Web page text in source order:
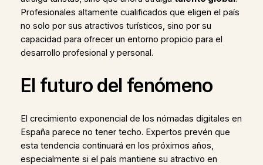
Profesionales altamente cualificados que eligen el país
no solo por sus atractivos turísticos, sino por su
capacidad para ofrecer un entorno propicio para el
desarrollo profesional y personal.
El futuro del fenómeno
El crecimiento exponencial de los nómadas digitales en
España parece no tener techo. Expertos prevén que
esta tendencia continuará en los próximos años,
especialmente si el país mantiene su atractivo en